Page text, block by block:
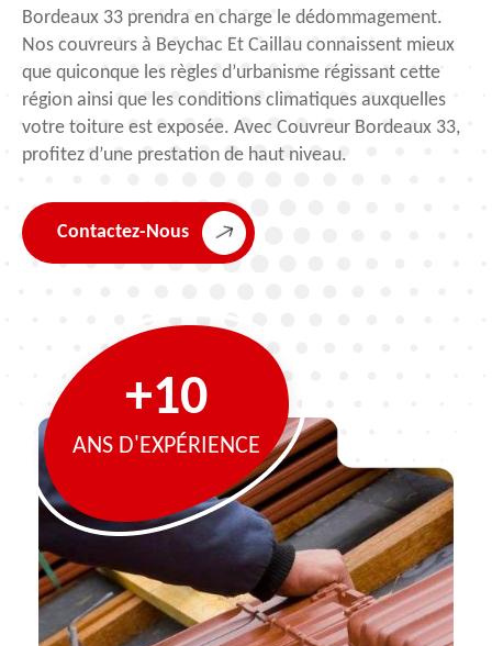
Bordeaux 33 prendra en charge le dédommagement.
Nos couvreurs à Beychac Et Caillau connaissent mieux
que quiconque les règles d’urbanisme régissant cette
région ainsi que les conditions climatiques auxquelles
votre toiture est exposée. Avec Couvreur Bordeaux 33,
profitez d’une prestation de haut niveau.
Contactez-Nous
+10
ANS D'EXPÉRIENCE